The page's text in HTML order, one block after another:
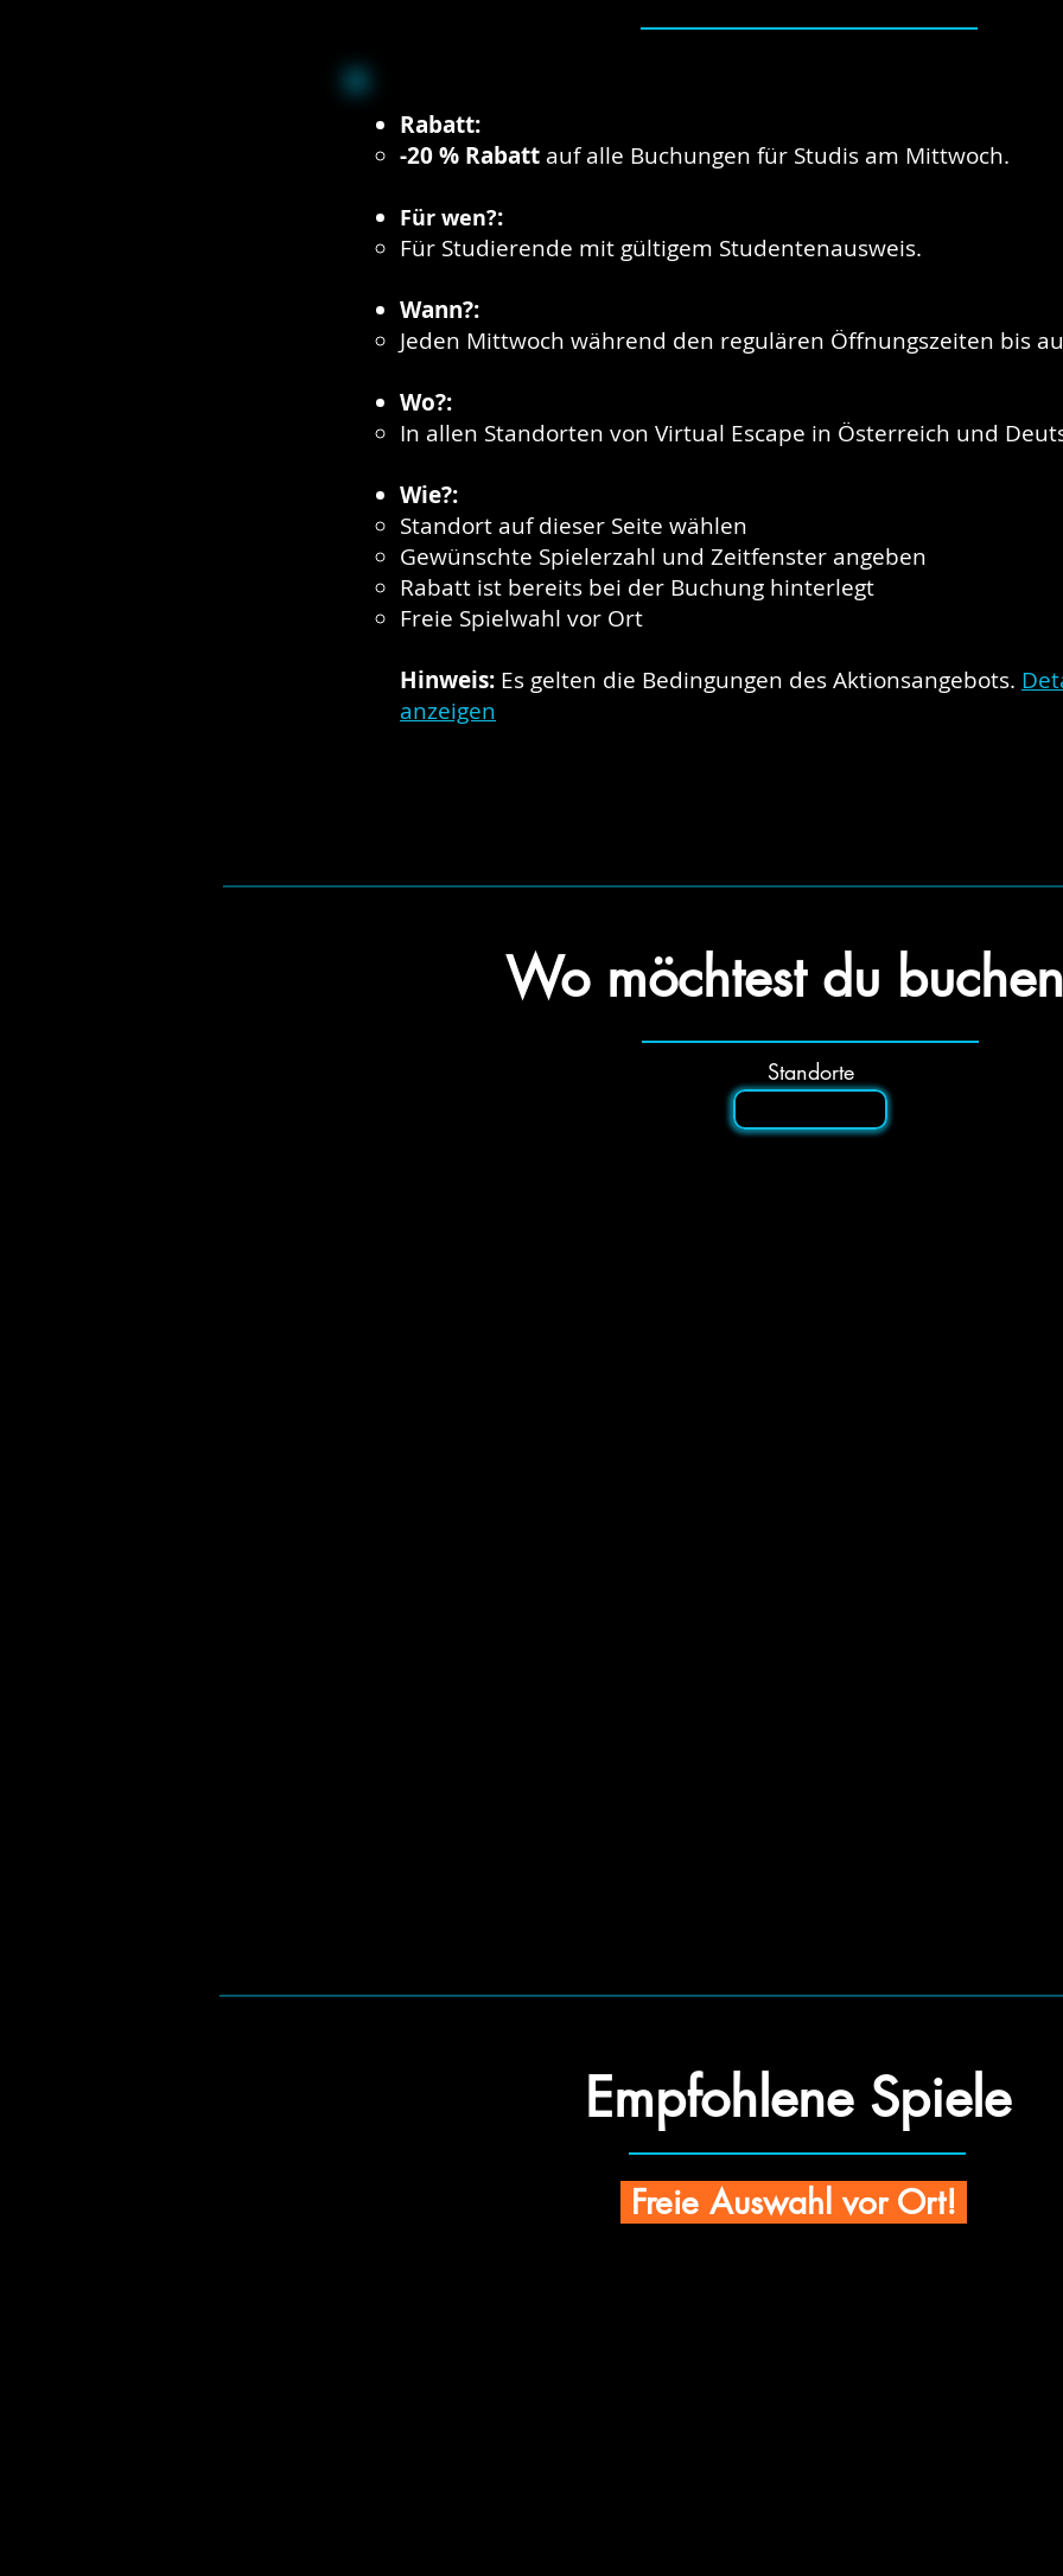
Rabatt:
-​20 % Rabatt auf alle Buchungen für Studis am Mittwoch.
​Für wen?:
Für Studierende mit gültigem Studentenausweis.
Wann?:
Jeden Mittwoch während den regulären Öffnungszeiten bis
Wo?:
In allen Standorten von Virtual Escape in Österreich und
Wie?:
Standort auf dieser Seite wählen​
Gewünschte Spielerzahl und Zeitfenster angeben
Rabatt ist bereits bei der Buchung hinterlegt
Freie Spielwahl vor Ort
Hinweis: Es gelten die Bedingungen des Aktionsangebots.
anzeigen
Wo möchtest du
Standorte
Empfohlene Spiele
Freie Auswahl vor Ort!